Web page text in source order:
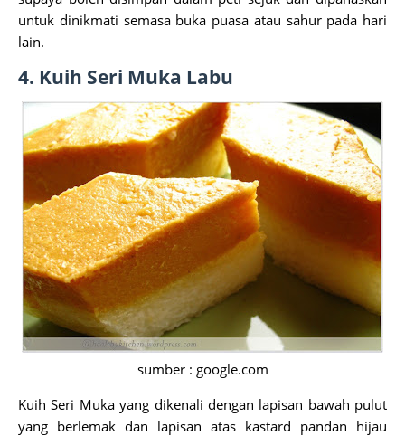
untuk dinikmati semasa buka puasa atau sahur pada hari
lain.
4. Kuih Seri Muka Labu
sumber : google.com
Kuih Seri Muka yang dikenali dengan lapisan bawah pulut
yang berlemak dan lapisan atas kastard pandan hijau